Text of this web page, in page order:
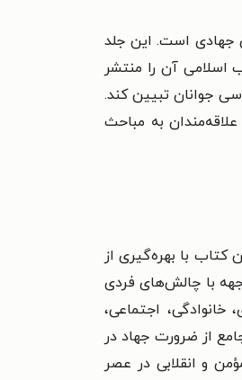
جهادی است. این جلد
آن را منتشر
جوانان تبیین کند.
برای جوانان و علاقه‌مندان به مباحث
با بهره‌گیری از
با چالش‌های فردی
اجتماعی،
از ضرورت جهاد در
و انقلابی در عصر